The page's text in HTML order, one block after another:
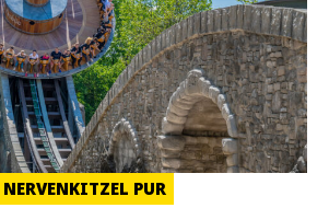
NERVENKITZEL PUR